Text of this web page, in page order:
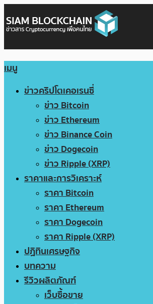
เมนู
ข่าวคริปโตเคอเรนซี่
ข่าว Bitcoin
ข่าว Ethereum
ข่าว Binance Coin
ข่าว Dogecoin
ข่าว Ripple (XRP)
ราคาและการวิเคราะห์
ราคา Bitcoin
ราคา Ethereum
ราคา Dogecoin
ราคา Ripple (XRP)
ปฏิทินเศรษฐกิจ
บทความ
รีวิวผลิตภัณฑ์
เว็บซื้อขาย